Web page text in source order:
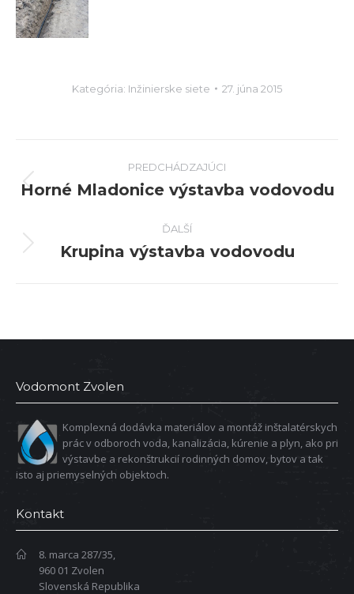
Kategória: Inžinierske siete 27. júna 2015
navigation
PREDCHÁDZAJÚCI
predchádzajúci
Horné Mladonice výstavba vodovodu
ĎALŠÍ
ďalší
Krupina výstavba vodovodu
Vodomont Zvolen
Komplexná dodávka materiálov a montáž inštalatérskych
prác v odboroch voda, kanalizácia, kúrenie a plyn, ako pri
výstavbe a rekonštrukcií rodinných domov, bytov a tak
isto aj priemyselných objektoch.
Kontakt
8. marca 287/35,
960 01 Zvolen
Slovenská Republika